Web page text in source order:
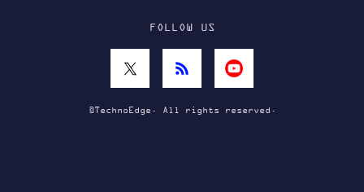
FOLLOW US
©TechnoEdge. All rights reserved.